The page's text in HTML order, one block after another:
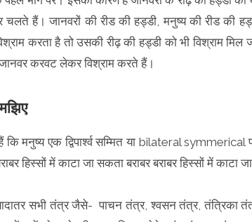
चलते हैं। जानवरों की रीड की हड्डी, मनुष्य की रीड की
करता है तो उसकी रीढ़ की हड्डी को भी विश्राम
करवट लेकर विश्राम करते हैं।
हैं कि मनुष्य एक द्विपार्श्व सम्मित या bilateral
हिस्सों में काटा जा सकता बराबर बराबर हिस्सों में काटा
सभी तंत्र जैसे- पाचन तंत्र, श्वसन तंत्र, तंत्रिका